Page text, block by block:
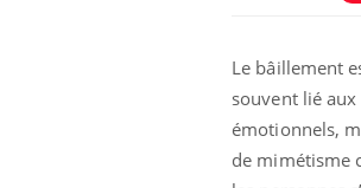
Le bâillement
souvent lié
émotionnels,
de mimétisme